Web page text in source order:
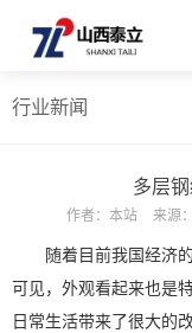
行业新闻
多层
作者： 本站 来源：
随着目前我国经济
可见，外观看起来也是
日常生活带来了很大的